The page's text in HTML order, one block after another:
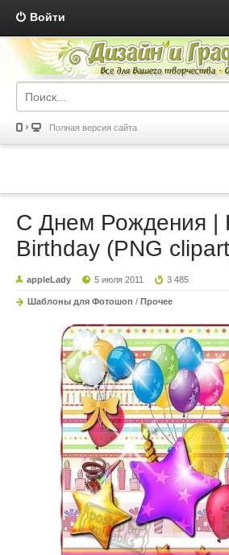
Войти
Полная версия сайта
С Днем Рождения |
Birthday (PNG
appleLady 5 июля 2011 3 485
Шаблоны для Фотошоп / Прочее